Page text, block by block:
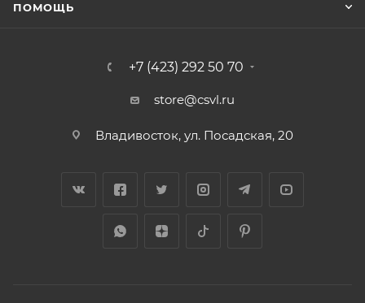
ПОМОЩЬ
+7 (423) 292 50 70
store@csvl.ru
Владивосток, ул. Посадская, 20